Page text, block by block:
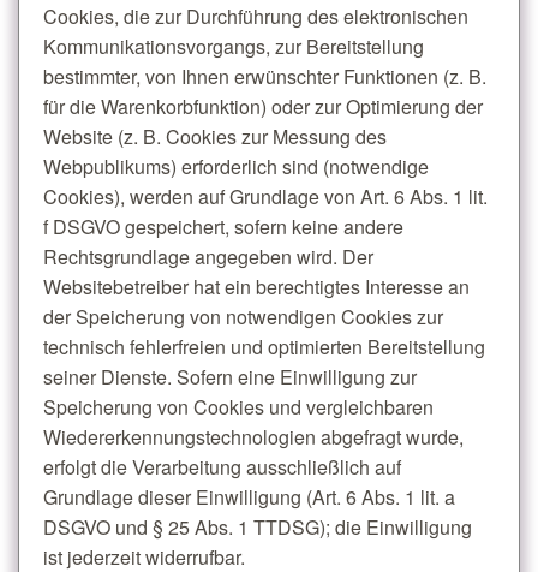
Cookies, die zur Durchführung des elektronischen
Kommunikationsvorgangs, zur Bereitstellung
bestimmter, von Ihnen erwünschter Funktionen (z. B.
für die Warenkorbfunktion) oder zur Optimierung der
Website (z. B. Cookies zur Messung des
Webpublikums) erforderlich sind (notwendige
Cookies), werden auf Grundlage von Art. 6 Abs. 1 lit.
f DSGVO gespeichert, sofern keine andere
Rechtsgrundlage angegeben wird. Der
Websitebetreiber hat ein berechtigtes Interesse an
der Speicherung von notwendigen Cookies zur
technisch fehlerfreien und optimierten Bereitstellung
seiner Dienste. Sofern eine Einwilligung zur
Speicherung von Cookies und vergleichbaren
Wiedererkennungstechnologien abgefragt wurde,
erfolgt die Verarbeitung ausschließlich auf
Grundlage dieser Einwilligung (Art. 6 Abs. 1 lit. a
DSGVO und § 25 Abs. 1 TTDSG); die Einwilligung
ist jederzeit widerrufbar.